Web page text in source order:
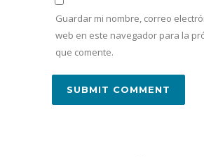
Guardar mi nombre, correo
web en este navegador para la
que comente.